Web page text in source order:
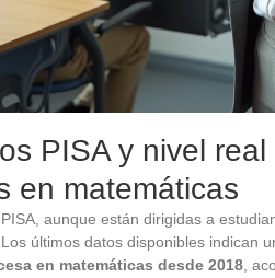
PISA y nivel
en matemáticas
aunque están dirigidas a
últimos datos disponibles indican
en matemáticas desde 2018,